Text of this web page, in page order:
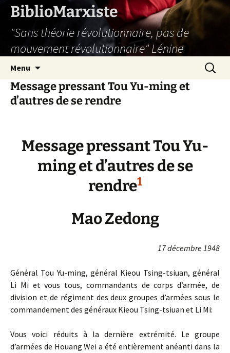
Aller
contenu
BiblioMarxiste
"Sans théorie révolutionnaire, pas de
mouvement révolutionnaire" Lénine
Menu
Message pressant Tou Yu-ming et
d’autres de se rendre
Message pressant Tou Yu-
ming et d’autres de se
rendre1
Mao Zedong
17 décembre 1948
Général Tou Yu-ming, général Kieou Tsing-tsiuan, général
Li Mi et vous tous, commandants de corps d’armée, de
division et de régiment des deux groupes d’armées sous le
commandement des généraux Kieou Tsing-tsiuan et Li Mi:
Vous voici réduits à la dernière extrémité. Le groupe
d’armées de Houang Wei a été entièrement anéanti dans la